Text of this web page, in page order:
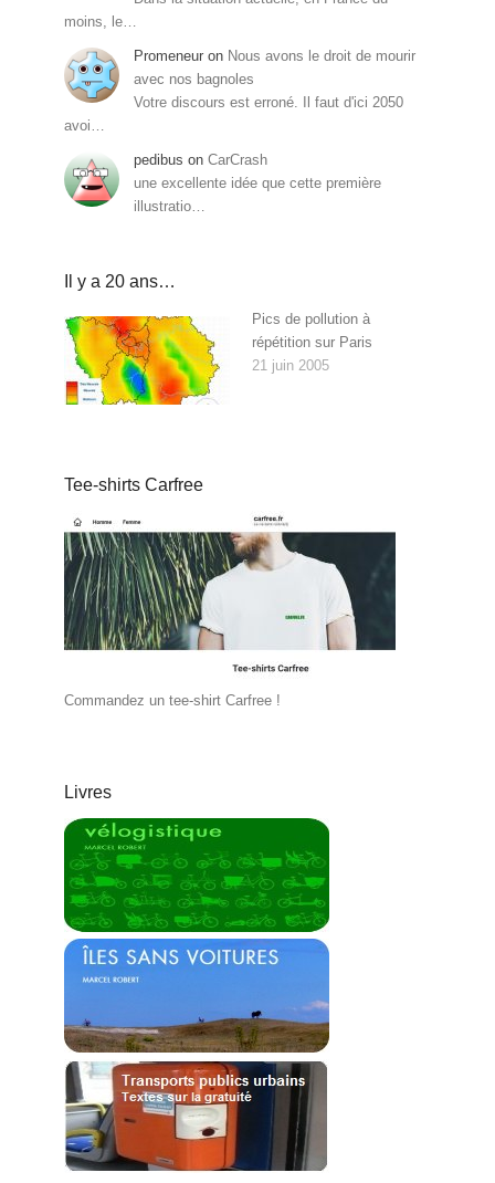
moins, le…
Promeneur on Nous avons le droit de mourir
avec nos bagnoles
Votre discours est erroné. Il faut d'ici 2050
avoi…
pedibus on CarCrash
une excellente idée que cette première
illustratio…
Il y a 20 ans…
Pics de pollution à
répétition sur Paris
21 juin 2005
Tee-shirts Carfree
Commandez un tee-shirt Carfree !
Livres